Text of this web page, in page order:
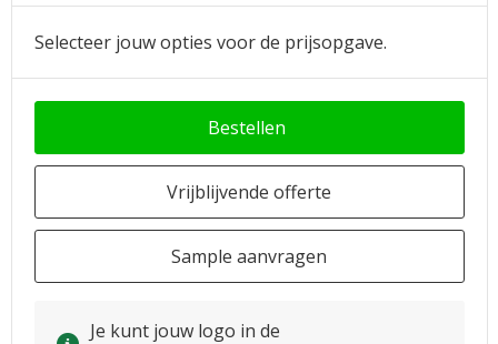
Selecteer jouw opties voor de prijsopgave.
Bestellen
Vrijblijvende offerte
Sample aanvragen
Je kunt jouw logo in de